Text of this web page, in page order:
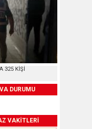
325 KİŞİ
DURUMU
VAKİTLERİ